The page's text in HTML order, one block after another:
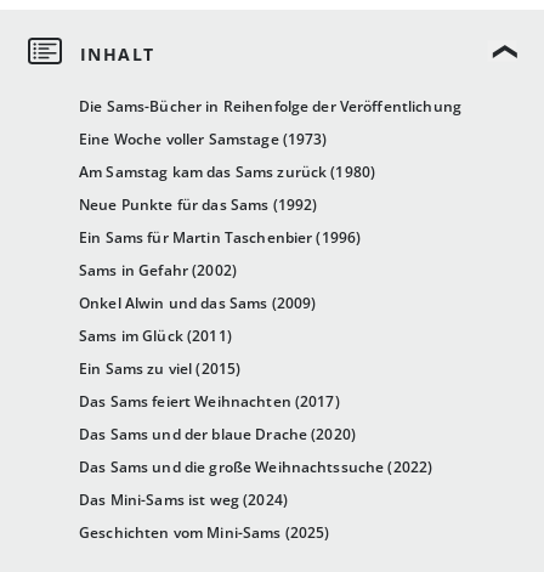
Die Sams-Bücher in Reihenfolge der Veröffentlichung
Eine Woche voller Samstage (1973)
Am Samstag kam das Sams zurück (1980)
Neue Punkte für das Sams (1992)
Ein Sams für Martin Taschenbier (1996)
Sams in Gefahr (2002)
Onkel Alwin und das Sams (2009)
Sams im Glück (2011)
Ein Sams zu viel (2015)
Das Sams feiert Weihnachten (2017)
Das Sams und der blaue Drache (2020)
Das Sams und die große Weihnachtssuche (2022)
Das Mini-Sams ist weg (2024)
Geschichten vom Mini-Sams (2025)